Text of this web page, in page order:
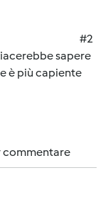
#2
sapere
è più capiente
commentare